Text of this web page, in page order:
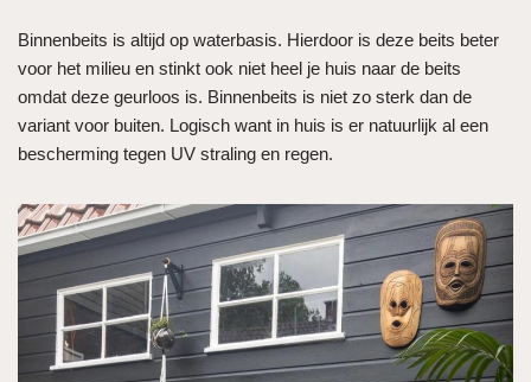
Binnenbeits is altijd op waterbasis. Hierdoor is deze beits beter
voor het milieu en stinkt ook niet heel je huis naar de beits
omdat deze geurloos is. Binnenbeits is niet zo sterk dan de
variant voor buiten. Logisch want in huis is er natuurlijk al een
bescherming tegen UV straling en regen.